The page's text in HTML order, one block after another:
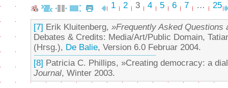
1 2 3 4 5 6 7 … 25
[7] Erik Kluitenberg, »Frequently Asked Questions
Debates & Credits: Media/Art/Public Domain,
(Hrsg.), De Balie, Version 6.0 Februar 2004.
[8] Patricia C. Phillips, »Creating democracy: a
Journal, Winter 2003.